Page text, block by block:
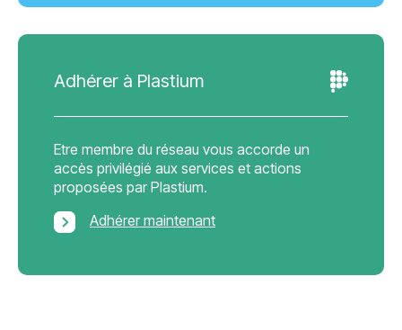
Adhérer à Plastium
Etre membre du réseau vous accorde un
accès privilégié aux services et actions
proposées par Plastium.
Adhérer maintenant